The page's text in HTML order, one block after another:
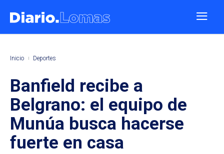
Inicio Deportes
Banfield recibe a
Belgrano: el equipo de
Munúa busca hacerse
fuerte en casa